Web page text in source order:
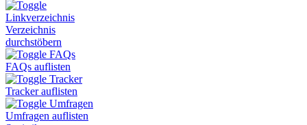
Linkverzeichnis
Verzeichnis
durchstöbern
FAQs
FAQs auflisten
Tracker
Tracker auflisten
Umfragen
Umfragen auflisten